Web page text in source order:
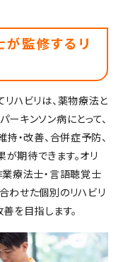
が監修するリ
ハビリは、薬物療法と
キンソン病にとって、
・改善、合併症予防、
期待できます。オリ
業療法士・言語聴覚士
わせた個別のリハビリ
を目指します。